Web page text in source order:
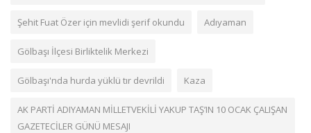
Şehit Fuat Özer için mevlidi şerif okundu Adıyaman
Gölbaşı İlçesi Birliktelik Merkezi
Gölbaşı'nda hurda yüklü tır devrildi Kaza
AK PARTİ ADIYAMAN MİLLETVEKİLİ YAKUP TAŞ’IN 10 OCAK ÇALIŞAN
GAZETECİLER GÜNÜ MESAJI